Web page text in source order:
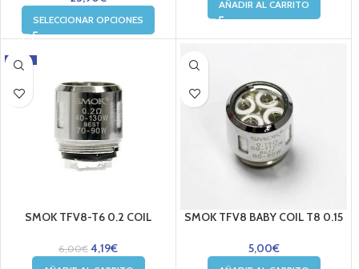
SELECCIONAR OPCIONES
AÑADIR AL CARRITO
-30%
SMOK TFV8-T6 0.2 COIL
6,00€ 4,19€
SMOK TFV8 BABY COIL T8 0.15
5,00€